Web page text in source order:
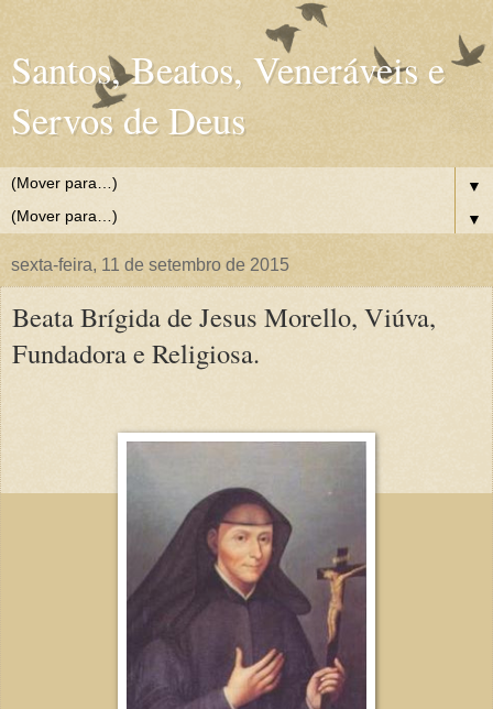
Santos, Beatos, Veneráveis e
Servos de Deus
▼
▼
sexta-feira, 11 de setembro de 2015
Beata Brígida de Jesus Morello, Viúva,
Fundadora e Religiosa.